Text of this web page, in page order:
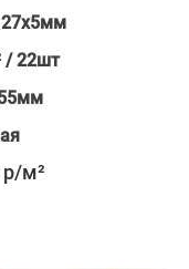
/ 22шт
р/м²